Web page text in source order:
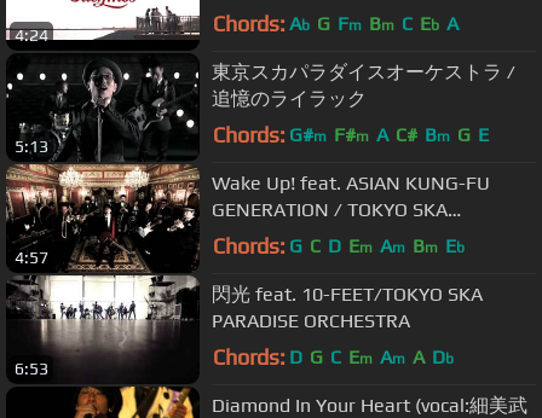
4:24 Chords: Ab G Fm Bm C Eb A
5:13
東京スカパラダイスオーケストラ /
追憶のライラック
Chords: G#m F#m A C# Bm G E
4:57
Wake Up! feat. ASIAN KUNG-FU
GENERATION / TOKYO SKA
PARADISE ORCHESTRA
Chords: G C D Em Am Bm Eb
6:53
閃光 feat. 10-FEET/TOKYO SKA
PARADISE ORCHESTRA
Chords: D G C Em Am A Db
Diamond In Your Heart (vocal:細美武